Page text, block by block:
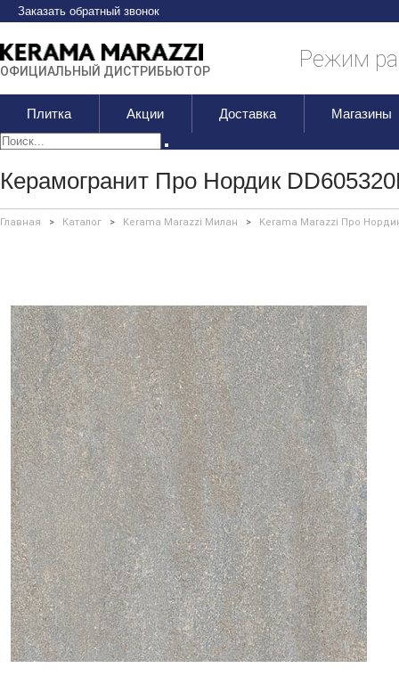
Заказать обратный звонок
ОФИЦИАЛЬНЫЙ ДИСТРИБЬЮТОР Режим
Плитка Акции Доставка Магазины
Керамогранит Про Нордик
Главная > Каталог > Kerama Marazzi Милан > Kerama Marazzi Про